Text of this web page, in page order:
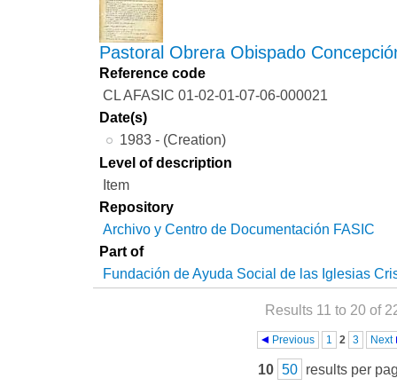
Pastoral Obrera Obispado
Reference code
CL AFASIC 01-02-01-07-06-000021
Date(s)
1983 - (Creation)
Level of description
Item
Repository
Archivo y Centro de Documentación FASIC
Part of
Fundación de Ayuda Social de las Iglesias
Results 11 to 20 of
Previous 1 2 3 Next
10 50 results per